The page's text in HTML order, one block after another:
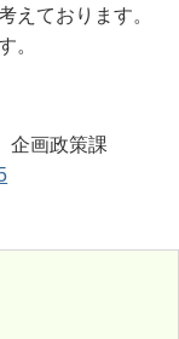
えております。
。
画政策課